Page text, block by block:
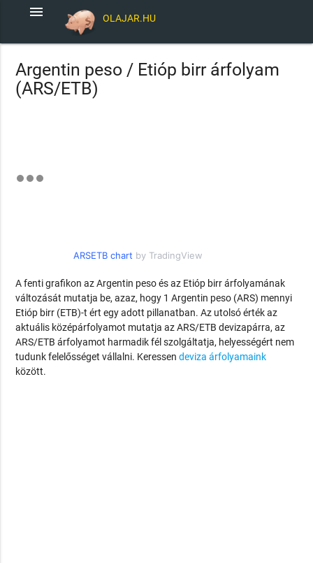
OLAJAR.HU
menu
Argentin peso / Etióp birr árfolyam
(ARS/ETB)
ARSETB chart by TradingView
A fenti grafikon az Argentin peso és az Etióp birr árfolyamának
változását mutatja be, azaz, hogy 1 Argentin peso (ARS) mennyi
Etióp birr (ETB)-t ért egy adott pillanatban. Az utolsó érték az
aktuális középárfolyamot mutatja az ARS/ETB devizapárra, az
ARS/ETB árfolyamot harmadik fél szolgáltatja, helyességért nem
tudunk felelősséget vállalni. Keressendeviza árfolyamaink
között.